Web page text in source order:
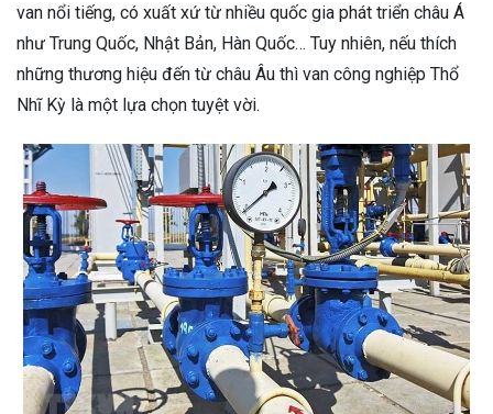
van nổi tiếng, có xuất xứ từ nhiều quốc gia phát triển châu Á
như Trung Quốc, Nhật Bản, Hàn Quốc… Tuy nhiên, nếu thích
những thương hiệu đến từ châu Âu thì van công nghiệp Thổ
Nhĩ Kỳ là một lựa chọn tuyệt vời.